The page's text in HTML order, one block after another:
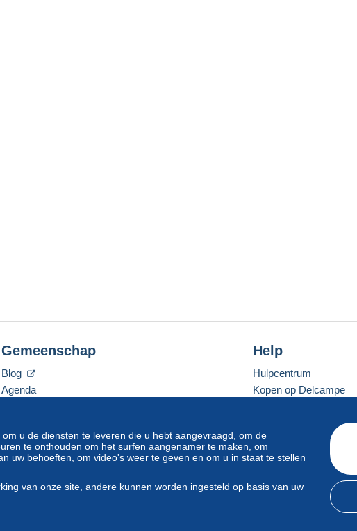
u de diensten te leveren die u hebt aangevraagd, om de
te onthouden om het surfen aangenamer te maken, om
uw behoeften, om video's weer te geven en om u in staat te stellen
van onze site, andere kunnen worden ingesteld op basis van uw
Gemeenschap
Blog
Agenda
Help
Hulpcentrum
Kopen op Delcampe
Een beveiligde website